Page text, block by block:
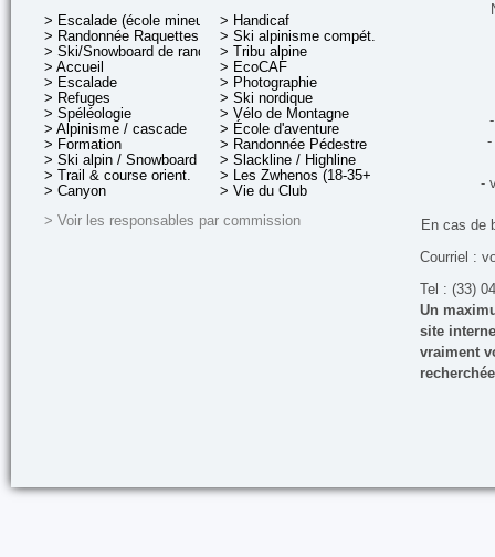
> Escalade (école mineurs)
> Randonnée Raquettes
> Ski/Snowboard de rando.
> Accueil
> Escalade
> Refuges
> Spéléologie
> Alpinisme / cascade
> Formation
> Ski alpin / Snowboard
> Trail & course orient.
> Canyon
> Handicaf
> Ski alpinisme compét.
> Tribu alpine
> EcoCAF
> Photographie
> Ski nordique
> Vélo de Montagne
> École d'aventure
> Randonnée Pédestre
> Slackline / Highline
> Les Zwhenos (18-35+ ans)
> Vie du Club
> Voir les responsables par commission
-
-
En cas de
Courriel :
Tel : (33)
Un
site
vraiment